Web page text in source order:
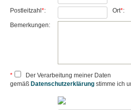
Postleitzahl *: Ort*:
Bemerkungen:
*
Der Verarbeitung meiner Daten
gemäß Datenschutzerklärung stimme ich